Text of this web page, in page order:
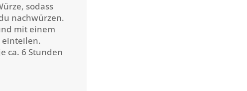
sodass
nachwürzen.
mit einem
einteilen.
ca. 6 Stunden